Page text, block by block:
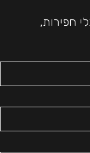
חפירות,